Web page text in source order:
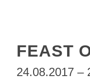
FEAST
24.08.2017 –